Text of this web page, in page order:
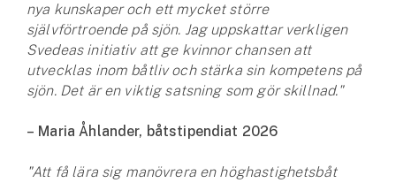
Släpvagnsförsäkring
Drönarförsäkring
För förmedlare
nya kunskaper och ett mycket större
självförtroende på sjön. Jag uppskattar verkligen
Svedeas initiativ att ge kvinnor chansen att
utvecklas inom båtliv och stärka sin kompetens på
sjön. Det är en viktig satsning som gör skillnad."
– Maria Åhlander, båtstipendiat 2026
"Att få lära sig manövrera en höghastighetsbåt